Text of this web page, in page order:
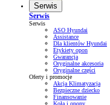
Serwis
Serwis
Serwis
ASO Hyundai
Assistance
Dla klientów Hyundai
Etykiety opon
Gwarancja
Oryginalne akcesoria
Oryginalne części
Oferty i promocje
Akcja Klimatyzacja
Bezpieczne dziecko
Finansowanie
Koła i opony